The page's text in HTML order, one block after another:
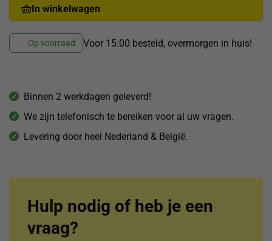
In winkelwagen
Op voorraad Voor 15:00 besteld, overmorgen in huis!
Binnen 2 werkdagen geleverd!
We zijn telefonisch te bereiken voor al uw vragen.
Levering door heel Nederland & België.
Hulp nodig of heb je een
vraag?